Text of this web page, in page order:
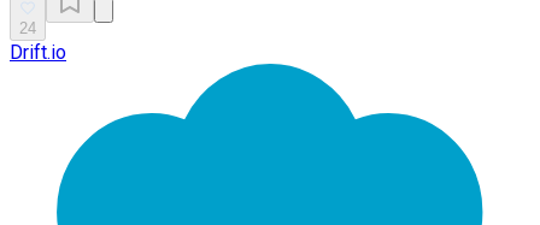
24
Drift.io